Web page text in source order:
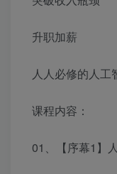
升职加薪
人人必修的人工
课程内容：
01、【序幕1】